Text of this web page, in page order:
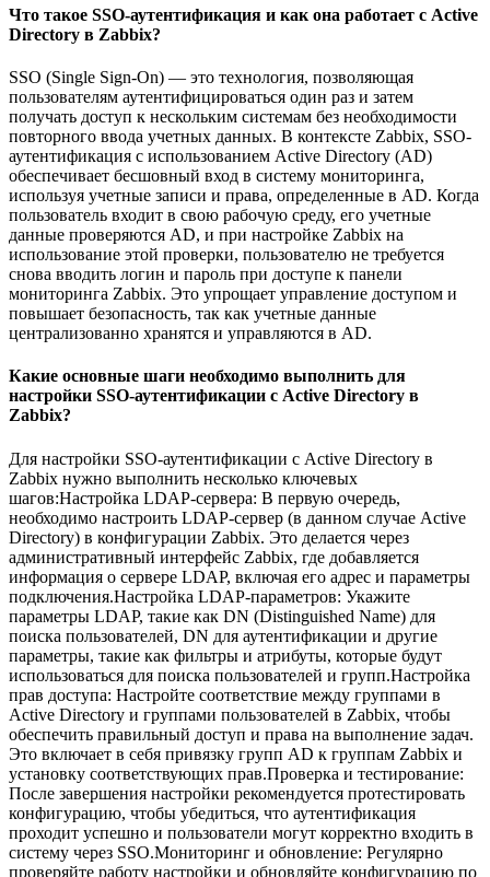
Что такое SSO-аутентификация и как она работает с Active
Directory в Zabbix?
SSO (Single Sign-On) — это технология, позволяющая
пользователям аутентифицироваться один раз и затем
получать доступ к нескольким системам без необходимости
повторного ввода учетных данных. В контексте Zabbix, SSO-
аутентификация с использованием Active Directory (AD)
обеспечивает бесшовный вход в систему мониторинга,
используя учетные записи и права, определенные в AD. Когда
пользователь входит в свою рабочую среду, его учетные
данные проверяются AD, и при настройке Zabbix на
использование этой проверки, пользователю не требуется
снова вводить логин и пароль при доступе к панели
мониторинга Zabbix. Это упрощает управление доступом и
повышает безопасность, так как учетные данные
централизованно хранятся и управляются в AD.
Какие основные шаги необходимо выполнить для
настройки SSO-аутентификации с Active Directory в
Zabbix?
Для настройки SSO-аутентификации с Active Directory в
Zabbix нужно выполнить несколько ключевых
шагов:Настройка LDAP-сервера: В первую очередь,
необходимо настроить LDAP-сервер (в данном случае Active
Directory) в конфигурации Zabbix. Это делается через
административный интерфейс Zabbix, где добавляется
информация о сервере LDAP, включая его адрес и параметры
подключения.Настройка LDAP-параметров: Укажите
параметры LDAP, такие как DN (Distinguished Name) для
поиска пользователей, DN для аутентификации и другие
параметры, такие как фильтры и атрибуты, которые будут
использоваться для поиска пользователей и групп.Настройка
прав доступа: Настройте соответствие между группами в
Active Directory и группами пользователей в Zabbix, чтобы
обеспечить правильный доступ и права на выполнение задач.
Это включает в себя привязку групп AD к группам Zabbix и
установку соответствующих прав.Проверка и тестирование:
После завершения настройки рекомендуется протестировать
конфигурацию, чтобы убедиться, что аутентификация
проходит успешно и пользователи могут корректно входить в
систему через SSO.Мониторинг и обновление: Регулярно
проверяйте работу настройки и обновляйте конфигурацию по